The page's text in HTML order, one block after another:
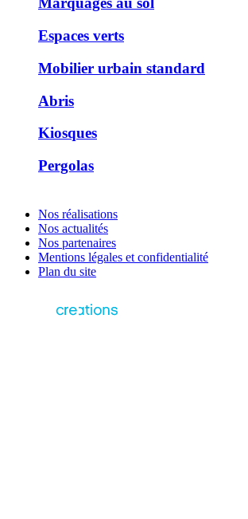
Espaces verts
Mobilier urbain standard
Abris
Kiosques
Pergolas
Nos réalisations
Nos actualités
Nos partenaires
Mentions légales et confidentialité
Plan du site